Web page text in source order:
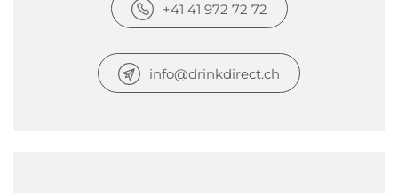
+41 41 972 72 72
info@drinkdirect.ch